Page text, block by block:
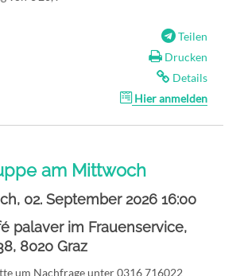
Teilen
Drucken
Details
Hier anmelden
am Mittwoch
02. September 2026 16:00
palaver im Frauenservice,
8020 Graz
um Nachfrage unter 0316 716022